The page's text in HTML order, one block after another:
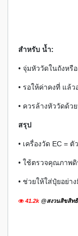
สำหรับ น้ำ:
• จุ่มหัววัดในถังหรื
• รอให้ค่าคงที่ แล้
• ควรล้างหัววัดด้ว
สรุป
• เครื่องวัด EC =
• ใช้ตรวจคุณภาพ
• ช่วยให้ใส่ปุ๋ยอย่า
41.2k @สงวนสิขสิท